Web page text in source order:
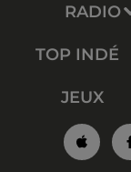
RADIO
TOP INDÉ
JEUX